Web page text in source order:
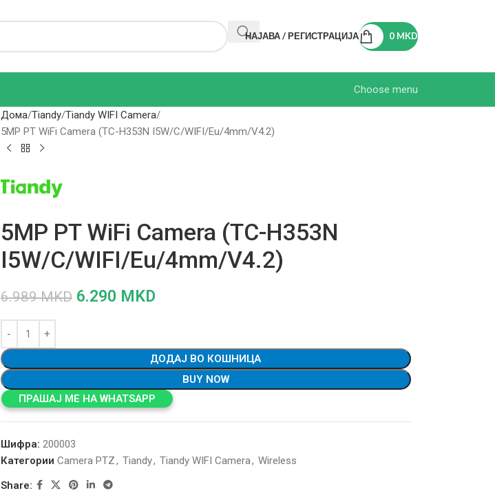
НАЈАВА / РЕГИСТРАЦИЈА 0 MKD
Choose menu
Дома Tiandy Tiandy WIFI Camera
5MP PT WiFi Camera (TC-H353N I5W/C/WIFI/Eu/4mm/V4.2)
5MP PT WiFi Camera (TC-H353N
I5W/C/WIFI/Eu/4mm/V4.2)
6.989MKD 6.290 MKD
ДОДАЈ ВО КОШНИЦА
BUY NOW
ПРАШАЈ МЕ НА WHATSAPP
Шифра: 200003
Категории Camera PTZ, Tiandy, Tiandy WIFI Camera, Wireless
Share: